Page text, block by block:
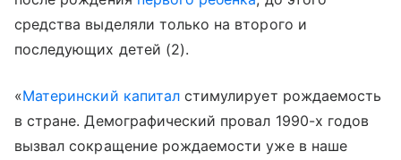
средства выделяли только на второго и
последующих детей (2).
«Материнский капиталстимулирует рождаемость
в стране. Демографический провал 1990-х годов
вызвал сокращение рождаемости уже в наше